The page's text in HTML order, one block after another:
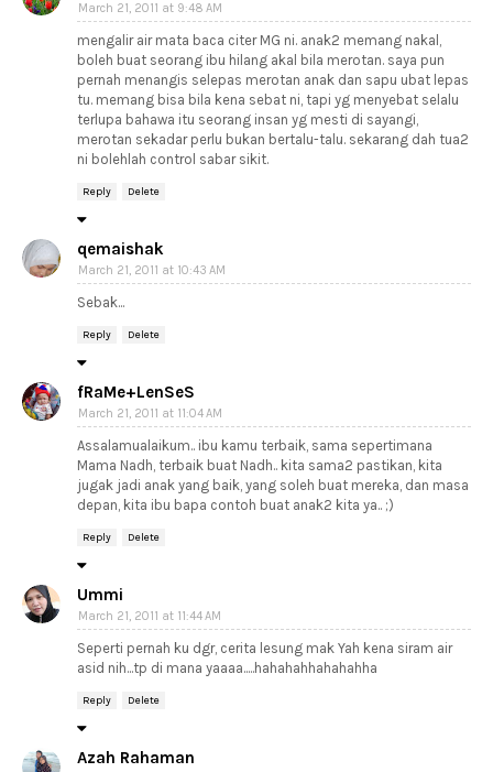
March 21, 2011 at 9:48 AM
mengalir air mata baca citer MG ni. anak2 memang nakal,
boleh buat seorang ibu hilang akal bila merotan. saya pun
pernah menangis selepas merotan anak dan sapu ubat lepas
tu. memang bisa bila kena sebat ni, tapi yg menyebat selalu
terlupa bahawa itu seorang insan yg mesti di sayangi,
merotan sekadar perlu bukan bertalu-talu. sekarang dah tua2
ni bolehlah control sabar sikit.
Reply Delete
qemaishak
March 21, 2011 at 10:43 AM
Sebak...
Reply Delete
fRaMe+LenSeS
March 21, 2011 at 11:04 AM
Assalamualaikum.. ibu kamu terbaik, sama sepertimana
Mama Nadh, terbaik buat Nadh.. kita sama2 pastikan, kita
jugak jadi anak yang baik, yang soleh buat mereka, dan masa
depan, kita ibu bapa contoh buat anak2 kita ya.. ;)
Reply Delete
Ummi
March 21, 2011 at 11:44 AM
Seperti pernah ku dgr, cerita lesung mak Yah kena siram air
asid nih...tp di mana yaaaa.....hahahahhahahahha
Reply Delete
Azah Rahaman